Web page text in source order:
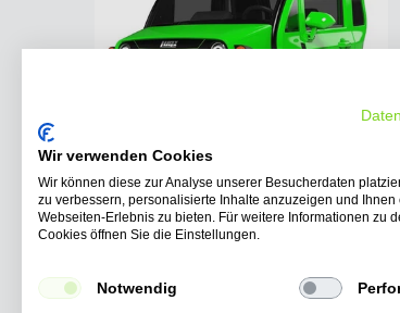
Kabinenroller Urban Hopper Twin 4-Rad Mini für 2
Personen 45km/h Reichweite 150 km, 3000W
*inkl. ges. MwSt. Versandkosten
Wir verwenden Cookies
Wir können diese zur Analyse unserer Besucherdaten
zu verbessern, personalisierte Inhalte anzuzeigen und
Webseiten-Erlebnis zu bieten. Für weitere Informationen zu
Cookies öffnen Sie die Einstellungen.
Notwendig